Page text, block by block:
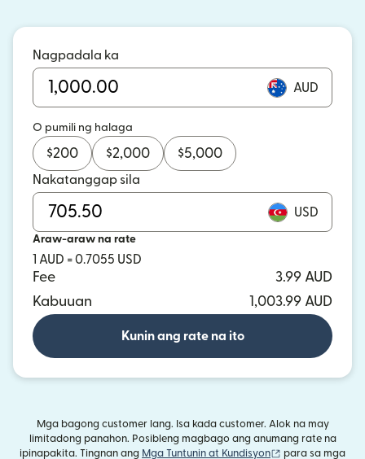
Nagpadala ka
AUD
O pumili ng halaga
$200 $2,000 $5,000
Nakatanggap sila
USD
Araw-araw na rate
1 AUD = 0.7055 USD
Fee
3.99 AUD
Kabuuan
1,003.99 AUD
Kunin ang rate na ito
Mga bagong customer lang. Isa kada customer. Alok na may
limitadong panahon. Posibleng magbago ang anumang rate na
ipinapakita. Tingnan ang Mga Tuntunin at Kundisyon (bubukas sa
para sa mga